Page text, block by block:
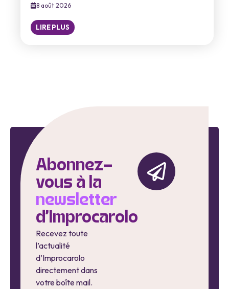
8 août 2026
LIRE PLUS
Abonnez-
vous à la
newsletter
d'Improcarolo
Recevez toute
l’actualité
d’Improcarolo
directement dans
votre boîte mail.